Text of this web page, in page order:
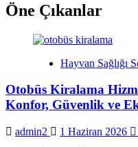
Öne Çıkanlar
Hayvan Sağlığı
Otobüs Kiralama
Konfor, Güvenlik ve
admin2 1 Haziran 2026